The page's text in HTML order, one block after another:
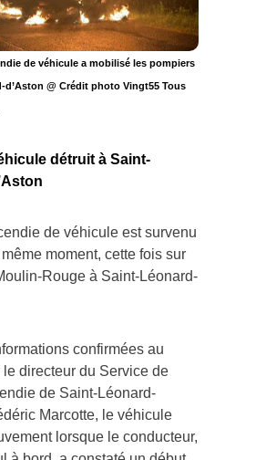
de véhicule a mobilisé les pompiers
d’Aston @ Crédit photo Vingt55 Tous
détruit à Saint-
de véhicule est survenu
même moment, cette fois sur
Rouge à Saint-Léonard-
confirmées au
directeur du Service de
de Saint-Léonard-
Marcotte, le véhicule
lorsque le conducteur,
à bord, a constaté un début